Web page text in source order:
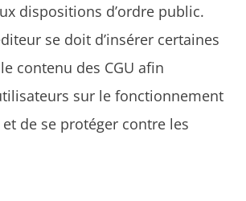
dispositions d’ordre public.
se doit d’insérer certaines
contenu des CGU afin
sur le fonctionnement
de se protéger contre les